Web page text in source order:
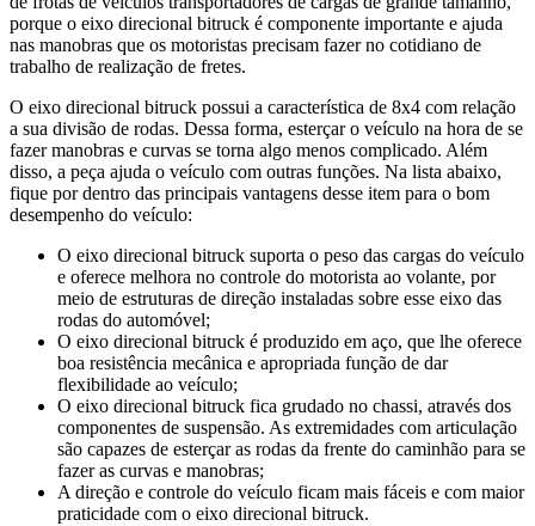
porque o eixo direcional bitruck é componente importante e ajuda
nas manobras que os motoristas precisam fazer no cotidiano de
trabalho de realização de fretes.
O eixo direcional bitruck possui a característica de 8x4 com relação
a sua divisão de rodas. Dessa forma, esterçar o veículo na hora de se
fazer manobras e curvas se torna algo menos complicado. Além
disso, a peça ajuda o veículo com outras funções. Na lista abaixo,
fique por dentro das principais vantagens desse item para o bom
desempenho do veículo:
O eixo direcional bitruck suporta o peso das cargas do veículo
e oferece melhora no controle do motorista ao volante, por
meio de estruturas de direção instaladas sobre esse eixo das
rodas do automóvel;
O eixo direcional bitruck é produzido em aço, que lhe oferece
boa resistência mecânica e apropriada função de dar
flexibilidade ao veículo;
O eixo direcional bitruck fica grudado no chassi, através dos
componentes de suspensão. As extremidades com articulação
são capazes de esterçar as rodas da frente do caminhão para se
fazer as curvas e manobras;
A direção e controle do veículo ficam mais fáceis e com maior
praticidade com o eixo direcional bitruck.